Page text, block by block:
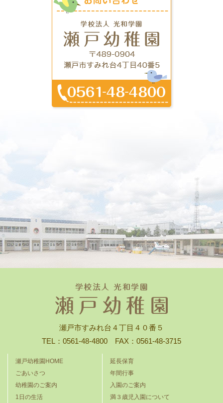
瀬戸市すみれ台４丁目４０番５
TEL：0561-48-4800 FAX：0561-48-3715
瀬戸幼稚園HOME
ごあいさつ
幼稚園のご案内
1日の生活
延長保育
年間行事
入園のご案内
満３歳児入園について